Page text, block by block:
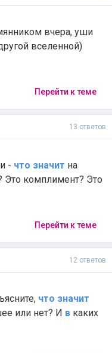
вчера, уши
вселенной)
Перейти к теме
13 ответов
- что значит на
Это комплимент? Это
Перейти к теме
12 ответов
что значит
или нет? И в каких